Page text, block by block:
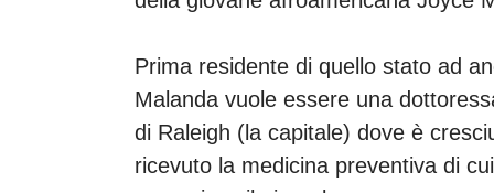
Prima residente di quello stato ad
Malanda vuole essere una
di Raleigh (la capitale) dove è
ricevuto la medicina preventiva di